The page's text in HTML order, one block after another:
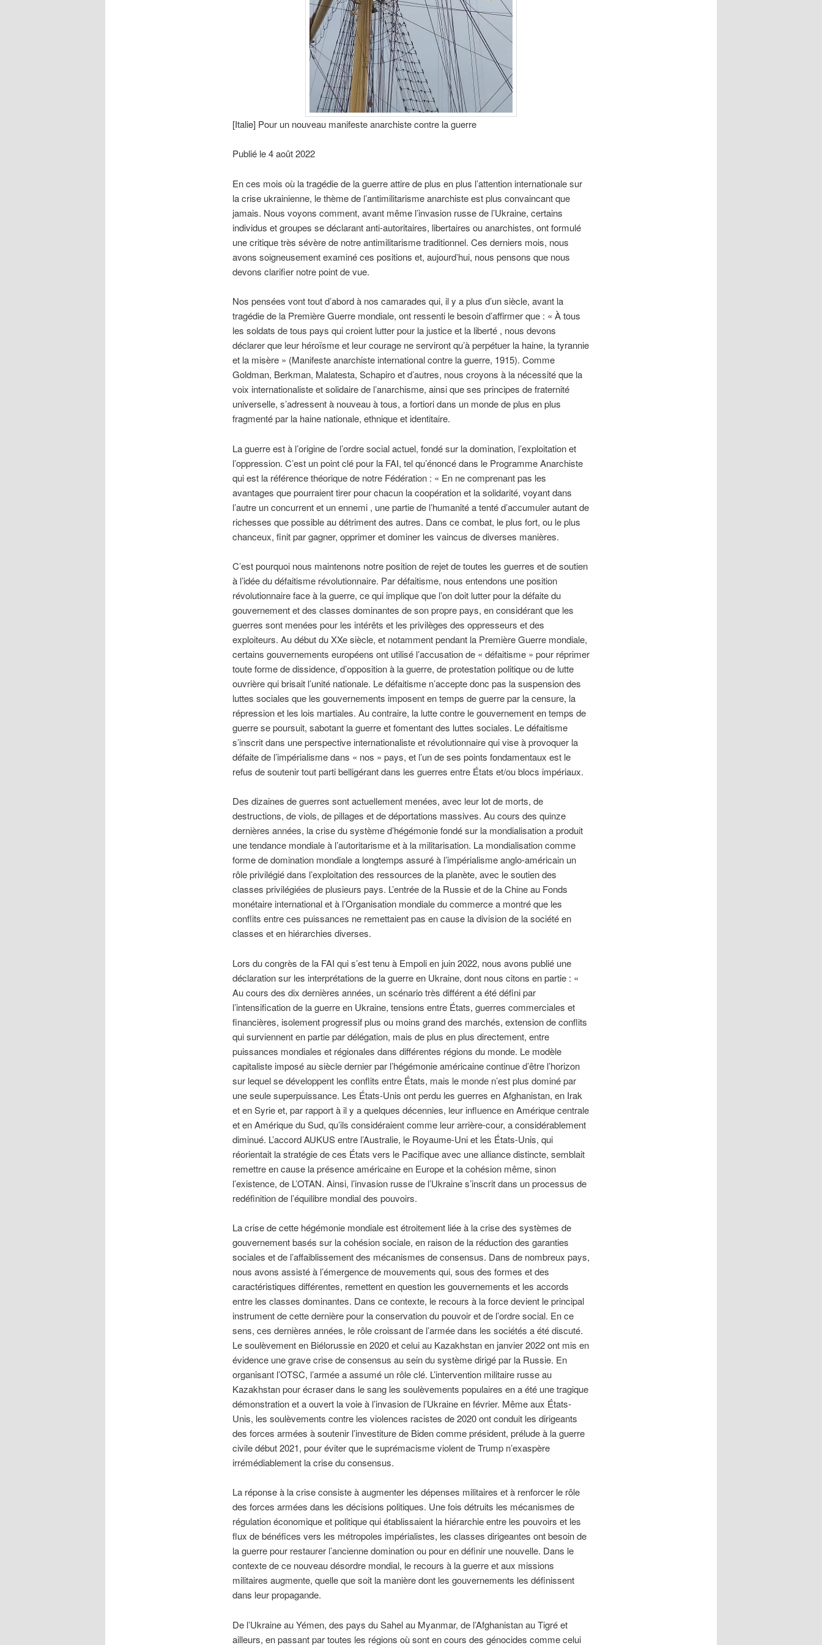
[Italie] Pour un nouveau manifeste anarchiste contre la guerre
Publié le 4 août 2022
En ces mois où la tragédie de la guerre attire de plus en plus l’attention internationale sur
la crise ukrainienne, le thème de l’antimilitarisme anarchiste est plus convaincant que
jamais. Nous voyons comment, avant même l’invasion russe de l’Ukraine, certains
individus et groupes se déclarant anti-autoritaires, libertaires ou anarchistes, ont formulé
une critique très sévère de notre antimilitarisme traditionnel. Ces derniers mois, nous
avons soigneusement examiné ces positions et, aujourd’hui, nous pensons que nous
devons clarifier notre point de vue.
Nos pensées vont tout d’abord à nos camarades qui, il y a plus d’un siècle, avant la
tragédie de la Première Guerre mondiale, ont ressenti le besoin d’affirmer que : « À tous
les soldats de tous pays qui croient lutter pour la justice et la liberté , nous devons
déclarer que leur héroïsme et leur courage ne serviront qu’à perpétuer la haine, la tyrannie
et la misère » (Manifeste anarchiste international contre la guerre, 1915). Comme
Goldman, Berkman, Malatesta, Schapiro et d’autres, nous croyons à la nécessité que la
voix internationaliste et solidaire de l’anarchisme, ainsi que ses principes de fraternité
universelle, s’adressent à nouveau à tous, a fortiori dans un monde de plus en plus
fragmenté par la haine nationale, ethnique et identitaire.
La guerre est à l’origine de l’ordre social actuel, fondé sur la domination, l’exploitation et
l’oppression. C’est un point clé pour la FAI, tel qu’énoncé dans le Programme Anarchiste
qui est la référence théorique de notre Fédération : « En ne comprenant pas les
avantages que pourraient tirer pour chacun la coopération et la solidarité, voyant dans
l’autre un concurrent et un ennemi , une partie de l’humanité a tenté d’accumuler autant de
richesses que possible au détriment des autres. Dans ce combat, le plus fort, ou le plus
chanceux, finit par gagner, opprimer et dominer les vaincus de diverses manières.
C’est pourquoi nous maintenons notre position de rejet de toutes les guerres et de soutien
à l’idée du défaitisme révolutionnaire. Par défaitisme, nous entendons une position
révolutionnaire face à la guerre, ce qui implique que l’on doit lutter pour la défaite du
gouvernement et des classes dominantes de son propre pays, en considérant que les
guerres sont menées pour les intérêts et les privilèges des oppresseurs et des
exploiteurs. Au début du XXe siècle, et notamment pendant la Première Guerre mondiale,
certains gouvernements européens ont utilisé l’accusation de « défaitisme » pour réprimer
toute forme de dissidence, d’opposition à la guerre, de protestation politique ou de lutte
ouvrière qui brisait l’unité nationale. Le défaitisme n’accepte donc pas la suspension des
luttes sociales que les gouvernements imposent en temps de guerre par la censure, la
répression et les lois martiales. Au contraire, la lutte contre le gouvernement en temps de
guerre se poursuit, sabotant la guerre et fomentant des luttes sociales. Le défaitisme
s’inscrit dans une perspective internationaliste et révolutionnaire qui vise à provoquer la
défaite de l’impérialisme dans « nos » pays, et l’un de ses points fondamentaux est le
refus de soutenir tout parti belligérant dans les guerres entre États et/ou blocs impériaux.
Des dizaines de guerres sont actuellement menées, avec leur lot de morts, de
destructions, de viols, de pillages et de déportations massives. Au cours des quinze
dernières années, la crise du système d’hégémonie fondé sur la mondialisation a produit
une tendance mondiale à l’autoritarisme et à la militarisation. La mondialisation comme
forme de domination mondiale a longtemps assuré à l’impérialisme anglo-américain un
rôle privilégié dans l’exploitation des ressources de la planète, avec le soutien des
classes privilégiées de plusieurs pays. L’entrée de la Russie et de la Chine au Fonds
monétaire international et à l’Organisation mondiale du commerce a montré que les
conflits entre ces puissances ne remettaient pas en cause la division de la société en
classes et en hiérarchies diverses.
Lors du congrès de la FAI qui s’est tenu à Empoli en juin 2022, nous avons publié une
déclaration sur les interprétations de la guerre en Ukraine, dont nous citons en partie : «
Au cours des dix dernières années, un scénario très différent a été défini par
l’intensification de la guerre en Ukraine, tensions entre États, guerres commerciales et
financières, isolement progressif plus ou moins grand des marchés, extension de conflits
qui surviennent en partie par délégation, mais de plus en plus directement, entre
puissances mondiales et régionales dans différentes régions du monde. Le modèle
capitaliste imposé au siècle dernier par l’hégémonie américaine continue d’être l’horizon
sur lequel se développent les conflits entre États, mais le monde n’est plus dominé par
une seule superpuissance. Les États-Unis ont perdu les guerres en Afghanistan, en Irak
et en Syrie et, par rapport à il y a quelques décennies, leur influence en Amérique centrale
et en Amérique du Sud, qu’ils considéraient comme leur arrière-cour, a considérablement
diminué. L’accord AUKUS entre l’Australie, le Royaume-Uni et les États-Unis, qui
réorientait la stratégie de ces États vers le Pacifique avec une alliance distincte, semblait
remettre en cause la présence américaine en Europe et la cohésion même, sinon
l’existence, de L’OTAN. Ainsi, l’invasion russe de l’Ukraine s’inscrit dans un processus de
redéfinition de l’équilibre mondial des pouvoirs.
La crise de cette hégémonie mondiale est étroitement liée à la crise des systèmes de
gouvernement basés sur la cohésion sociale, en raison de la réduction des garanties
sociales et de l’affaiblissement des mécanismes de consensus. Dans de nombreux pays,
nous avons assisté à l’émergence de mouvements qui, sous des formes et des
caractéristiques différentes, remettent en question les gouvernements et les accords
entre les classes dominantes. Dans ce contexte, le recours à la force devient le principal
instrument de cette dernière pour la conservation du pouvoir et de l’ordre social. En ce
sens, ces dernières années, le rôle croissant de l’armée dans les sociétés a été discuté.
Le soulèvement en Biélorussie en 2020 et celui au Kazakhstan en janvier 2022 ont mis en
évidence une grave crise de consensus au sein du système dirigé par la Russie. En
organisant l’OTSC, l’armée a assumé un rôle clé. L’intervention militaire russe au
Kazakhstan pour écraser dans le sang les soulèvements populaires en a été une tragique
démonstration et a ouvert la voie à l’invasion de l’Ukraine en février. Même aux États-
Unis, les soulèvements contre les violences racistes de 2020 ont conduit les dirigeants
des forces armées à soutenir l’investiture de Biden comme président, prélude à la guerre
civile début 2021, pour éviter que le suprémacisme violent de Trump n’exaspère
irrémédiablement la crise du consensus.
La réponse à la crise consiste à augmenter les dépenses militaires et à renforcer le rôle
des forces armées dans les décisions politiques. Une fois détruits les mécanismes de
régulation économique et politique qui établissaient la hiérarchie entre les pouvoirs et les
flux de bénéfices vers les métropoles impérialistes, les classes dirigeantes ont besoin de
la guerre pour restaurer l’ancienne domination ou pour en définir une nouvelle. Dans le
contexte de ce nouveau désordre mondial, le recours à la guerre et aux missions
militaires augmente, quelle que soit la manière dont les gouvernements les définissent
dans leur propagande.
De l’Ukraine au Yémen, des pays du Sahel au Myanmar, de l’Afghanistan au Tigré et
ailleurs, en passant par toutes les régions où sont en cours des génocides comme celui